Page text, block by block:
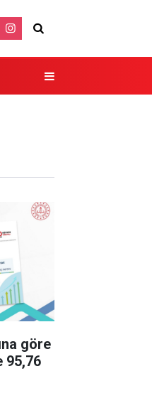
göre
95,76